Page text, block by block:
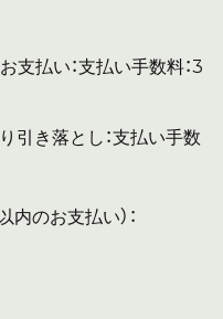
支払い：支払い手数料：3
引き落とし：支払い手数
のお支払い）：